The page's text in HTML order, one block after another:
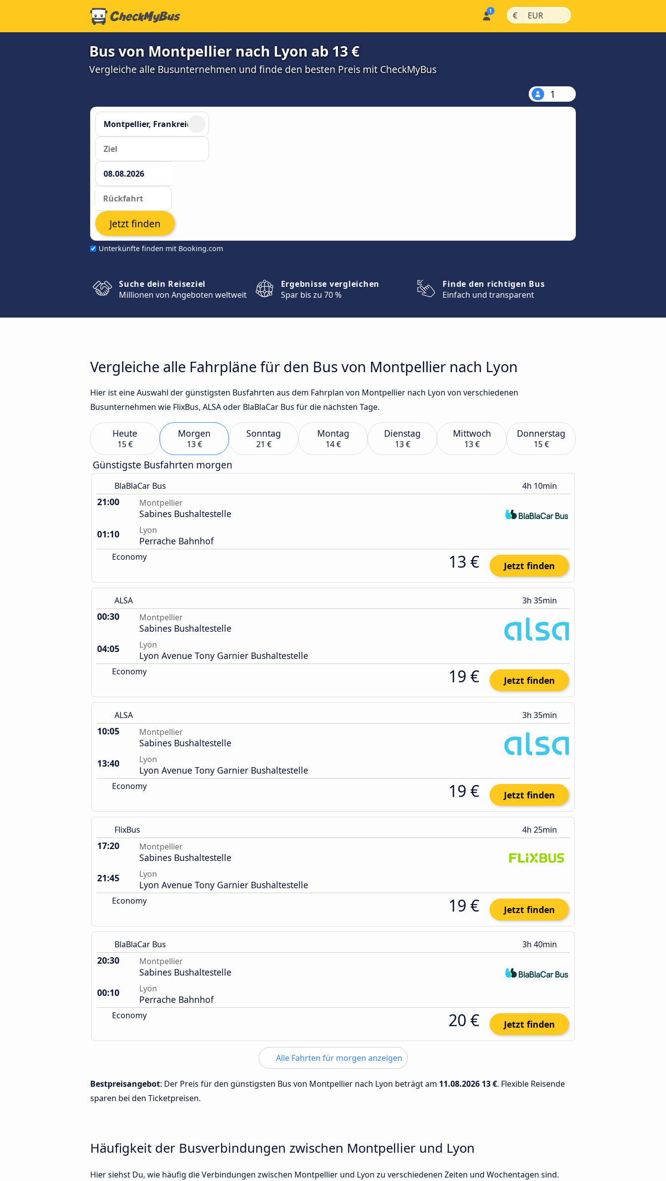
€ | EUR |
Bus von Montpellier nach Lyon ab 13 €
Vergleiche alle Busunternehmen und finde den besten Preis mit CheckMyBus
1
Unterkünfte finden mit Booking.com
Jetzt finden
Suche dein Reiseziel
Millionen von Angeboten weltweit
Ergebnisse vergleichen
Spar bis zu 70 %
Finde den richtigen Bus
Einfach und transparent
Vergleiche alle Fahrpläne für den Bus von Montpellier nach Lyon
Hier ist eine Auswahl der günstigsten Busfahrten aus dem Fahrplan von Montpellier nach Lyon von verschiedenen
Busunternehmen wie FlixBus, ALSA oder BlaBlaCar Bus für die nächsten Tage.
Heute
15 €
Morgen
13 €
Sonntag
21 €
Montag
14 €
Dienstag
13 €
Mittwoch
13 €
Donnerstag
15 €
Günstigste Busfahrten morgen
BlaBlaCar Bus 4h 10min
21:00 Montpellier
Sabines Bushaltestelle
01:10
Lyon
Perrache Bahnhof
Economy 13 € Jetzt finden
ALSA 3h 35min
00:30 Montpellier
Sabines Bushaltestelle
04:05
Lyon
Lyon Avenue Tony Garnier Bushaltestelle
Economy 19 € Jetzt finden
ALSA 3h 35min
10:05 Montpellier
Sabines Bushaltestelle
13:40
Lyon
Lyon Avenue Tony Garnier Bushaltestelle
Economy 19 € Jetzt finden
FlixBus 4h 25min
17:20 Montpellier
Sabines Bushaltestelle
21:45
Lyon
Lyon Avenue Tony Garnier Bushaltestelle
Economy 19 € Jetzt finden
BlaBlaCar Bus 3h 40min
20:30 Montpellier
Sabines Bushaltestelle
00:10
Lyon
Perrache Bahnhof
Economy 20 € Jetzt finden
Alle Fahrten für morgen anzeigen
Bestpreisangebot: Der Preis für den günstigsten Bus von Montpellier nach Lyon beträgt am 11.08.2026 13 €. Flexible Reisende
sparen bei den Ticketpreisen.
Häufigkeit der Busverbindungen zwischen Montpellier und Lyon
Hier siehst Du, wie häufig die Verbindungen zwischen Montpellier und Lyon zu verschiedenen Zeiten und Wochentagen sind.